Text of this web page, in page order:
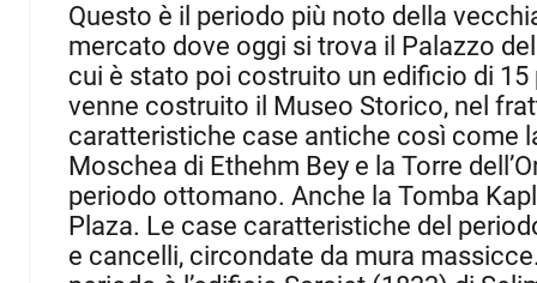
Questo è il periodo più noto della
mercato dove oggi si trova il Palazzo
cui è stato poi costruito un edificio di
venne costruito il Museo Storico, nel
caratteristiche case antiche così come
Moschea di Ethehm Bey e la Torre
periodo ottomano. Anche la Tomba
Plaza. Le case caratteristiche del
e cancelli, circondate da mura